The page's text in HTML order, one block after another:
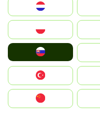
United States
中國香港特別行政區